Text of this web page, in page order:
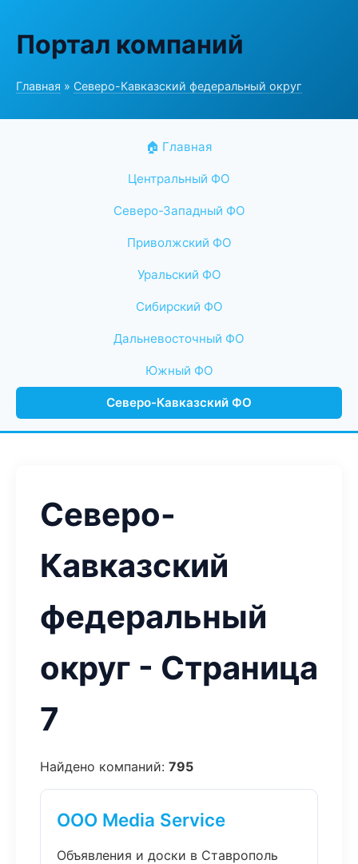
Портал компаний
Главная » Северо-Кавказский федеральный округ
🏠 Главная
Центральный ФО
Северо-Западный ФО
Приволжский ФО
Уральский ФО
Сибирский ФО
Дальневосточный ФО
Южный ФО
Северо-Кавказский ФО
Северо-
Кавказский
федеральный
округ - Страница
7
Найдено компаний: 795
ООО Media Service
Объявления и доски в Ставрополь